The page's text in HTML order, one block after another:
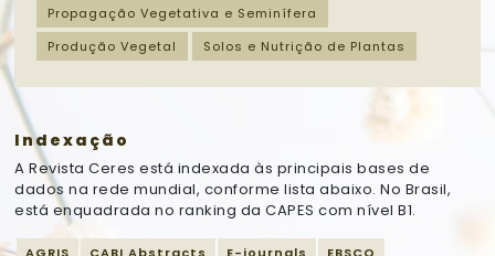
Propagação Vegetativa e Seminífera
Produção Vegetal
Solos e Nutrição de Plantas
Indexação
A Revista Ceres está indexada às principais bases de
dados na rede mundial, conforme lista abaixo. No Brasil,
está enquadrada no ranking da CAPES com nível B1.